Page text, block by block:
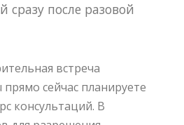
сразу после разовой
встреча
сейчас планируете
консультаций. В